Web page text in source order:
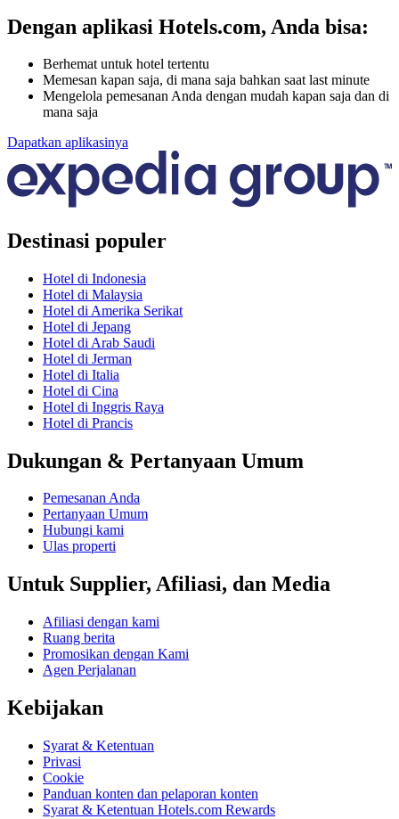
Dengan aplikasi Hotels.com, Anda bisa:
Berhemat untuk hotel tertentu
Memesan kapan saja, di mana saja bahkan saat last minute
Mengelola pemesanan Anda dengan mudah kapan saja dan di
mana saja
Dapatkan aplikasinya
Destinasi populer
Hotel di Indonesia
Hotel di Malaysia
Hotel di Amerika Serikat
Hotel di Jepang
Hotel di Arab Saudi
Hotel di Jerman
Hotel di Italia
Hotel di Cina
Hotel di Inggris Raya
Hotel di Prancis
Dukungan & Pertanyaan Umum
Pemesanan Anda
Pertanyaan Umum
Hubungi kami
Ulas properti
Untuk Supplier, Afiliasi, dan Media
Afiliasi dengan kami
Ruang berita
Promosikan dengan Kami
Agen Perjalanan
Kebijakan
Syarat & Ketentuan
Privasi
Cookie
Panduan konten dan pelaporan konten
Syarat & Ketentuan Hotels.com Rewards